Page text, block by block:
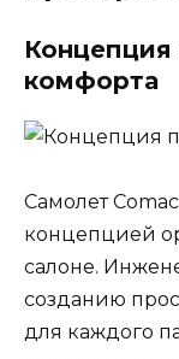
Концепция
комфорта
Самолет
концепцией
салоне.
созданию
для каждого